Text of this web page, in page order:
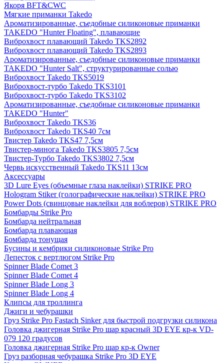
Якоря BFT&CWC
Мягкие приманки Takedo
Ароматизированные, съедобные силиконовые приманки
TAKEDO "Hunter Floating", плавающие
Виброхвост плавающий Takedo TKS2892
Виброхвост плавающий Takedo TKS2893
Ароматизированные, съедобные силиконовые приманки
TAKEDO "Hunter Salt", структурированные солью
Виброхвост Takedo TKS5019
Виброхвост-турбо Takedo TKS3101
Виброхвост-турбо Takedo TKS3102
Ароматизированные, съедобные силиконовые приманки
TAKEDO "Hunter"
Виброхвост Takedo TKS36
Виброхвост Takedo TKS40 7см
Твистер Takedo TKS47 7,5см
Твистер-минога Takedo TKS3805 7,5см
Твистер-Турбо Takedo TKS3802 7,5см
Червь искусственный Takedo TKS11 13см
Аксессуары
3D Lure Eyes (объемные глаза наклейки) STRIKE PRO
Hologram Stiker (голографические наклейки) STRIKE PRO
Power Dots (свинцовые наклейки для воблеров) STRIKE PRO
Бомбарды Strike Pro
Бомбарда нейтральная
Бомбарда плавающая
Бомбарда тонущая
Бусины и кембрики силиконовые Strike Pro
Лепесток с вертлюгом Strike Pro
Spinner Blade Comet 3
Spinner Blade Comet 4
Spinner Blade Long 3
Spinner Blade Long 4
Клипсы для троллинга
Джиги и чебурашки
Груз Strike Pro Fastach Sinker для быстрой подгрузки силикона
Головка джигерная Strike Pro шар красный 3D EYE кр-к VD-
079 120 градусов
Головка джигерная Strike Pro шар кр-к Owner
Груз разборная чебурашка Strike Pro 3D EYE